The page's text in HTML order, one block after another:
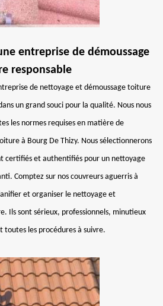
entreprise de démoussage
responsable
de nettoyage et démoussage toiture
un grand souci pour la qualité. Nous nous
les normes requises en matière de
à Bourg De Thizy. Nous sélectionnerons
certifiés et authentifiés pour un nettoyage
Comptez sur nos couvreurs aguerris à
et organiser le nettoyage et
Ils sont sérieux, professionnels, minutieux
les procédures à suivre.